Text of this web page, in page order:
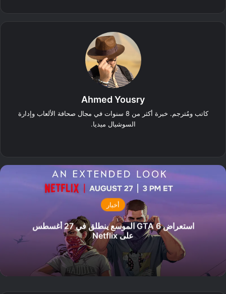
Ahmed Yousry
كاتب ومُترجم. خبرة أكثر من 8 سنوات في مجال صحافة الألعاب وإدارة
السوشيال ميديا.
أخبار
استعراض GTA 6 الموسع ينطلق في 27 أغسطس
على Netflix